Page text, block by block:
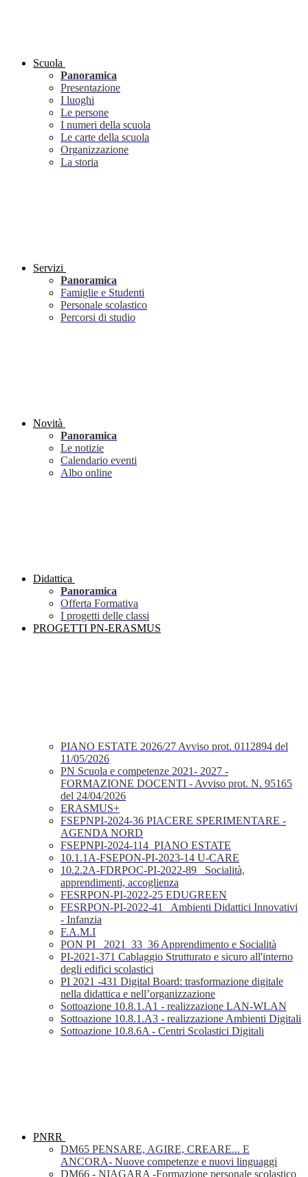
Scuola
Panoramica
Presentazione
I luoghi
Le persone
I numeri della scuola
Le carte della scuola
Organizzazione
La storia
Servizi
Panoramica
Famiglie e Studenti
Personale scolastico
Percorsi di studio
Novità
Panoramica
Le notizie
Calendario eventi
Albo online
Didattica
Panoramica
Offerta Formativa
I progetti delle classi
PROGETTI PN-ERASMUS
PIANO ESTATE 2026/27 Avviso prot. 0112894 del
11/05/2026
PN Scuola e competenze 2021- 2027 -
FORMAZIONE DOCENTI - Avviso prot. N. 95165
del 24/04/2026
ERASMUS+
FSEPNPI-2024-36 PIACERE SPERIMENTARE -
AGENDA NORD
FSEPNPI-2024-114_PIANO ESTATE
10.1.1A-FSEPON-PI-2023-14 U-CARE
10.2.2A-FDRPOC-PI-2022-89_ Socialità,
apprendimenti, accoglienza
FESRPON-PI-2022-25 EDUGREEN
FESRPON-PI-2022-41_ Ambienti Didattici Innovativi
- Infanzia
F.A.M.I
PON PI_ 2021_33_36 Apprendimento e Socialità
PI-2021-371 Cablaggio Strutturato e sicuro all'interno
degli edifici scolastici
PI 2021 -431 Digital Board: trasformazione digitale
nella didattica e nell’organizzazione
Sottoazione 10.8.1.A1 - realizzazione LAN-WLAN
Sottoazione 10.8.1.A3 - realizzazione Ambienti Digitali
Sottoazione 10.8.6A - Centri Scolastici Digitali
PNRR
DM65 PENSARE, AGIRE, CREARE... E
ANCORA- Nuove competenze e nuovi linguaggi
DM66 - NIAGARA -Formazione personale scolastico